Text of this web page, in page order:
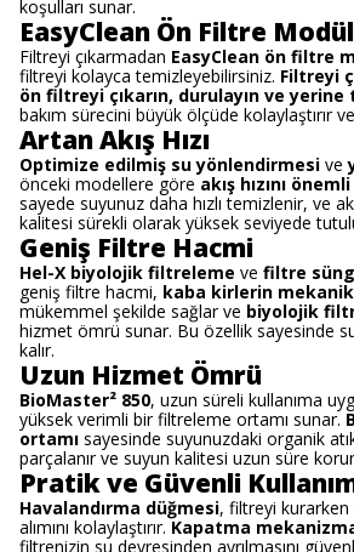
koşulları sunar.
EasyClean Ön Filtre
Filtreyi çıkarmadan EasyClean ön filtre
filtreyi kolayca temizleyebilirsiniz. Filtreyi
ön filtreyi çıkarın, durulayın ve yerine
bakım sürecini büyük ölçüde kolaylaştırır
Artan Akış Hızı
Optimize edilmiş su yönlendirmesi ve
önceki modellere göre akış hızını
sayede suyunuz daha hızlı temizlenir, ve
kalitesi sürekli olarak yüksek seviyede
Geniş Filtre Hacmi
Hel-X biyolojik filtreleme ve filtre
geniş filtre hacmi, kaba kirlerin
mükemmel şekilde sağlar ve biyolojik
hizmet ömrü sunar. Bu özellik sayesinde
kalır.
Uzun Hizmet Ömrü
BioMaster² 850, uzun süreli kullanıma
yüksek verimli bir filtreleme ortamı sunar.
ortamı sayesinde suyunuzdaki organik
parçalanır ve suyun kalitesi uzun süre
Pratik ve Güvenli
Havalandırma düğmesi, filtreyi
alımını kolaylaştırır.Kapatma
filtrenizin su devresinden ayrılmasını